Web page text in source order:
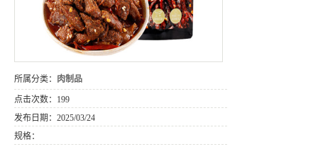
所属分类： 肉制品
点击次数： 199
发布日期： 2025/03/24
规格：